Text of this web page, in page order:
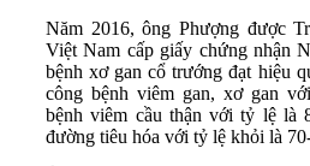
Năm 2016, ông Phượng được
Việt Nam cấp giấy chứng nhận
bệnh xơ gan cổ trướng đạt hiệu
công bệnh viêm gan, xơ gan
bệnh viêm cầu thận với tỷ lệ là
đường tiêu hóa với tỷ lệ khỏi là